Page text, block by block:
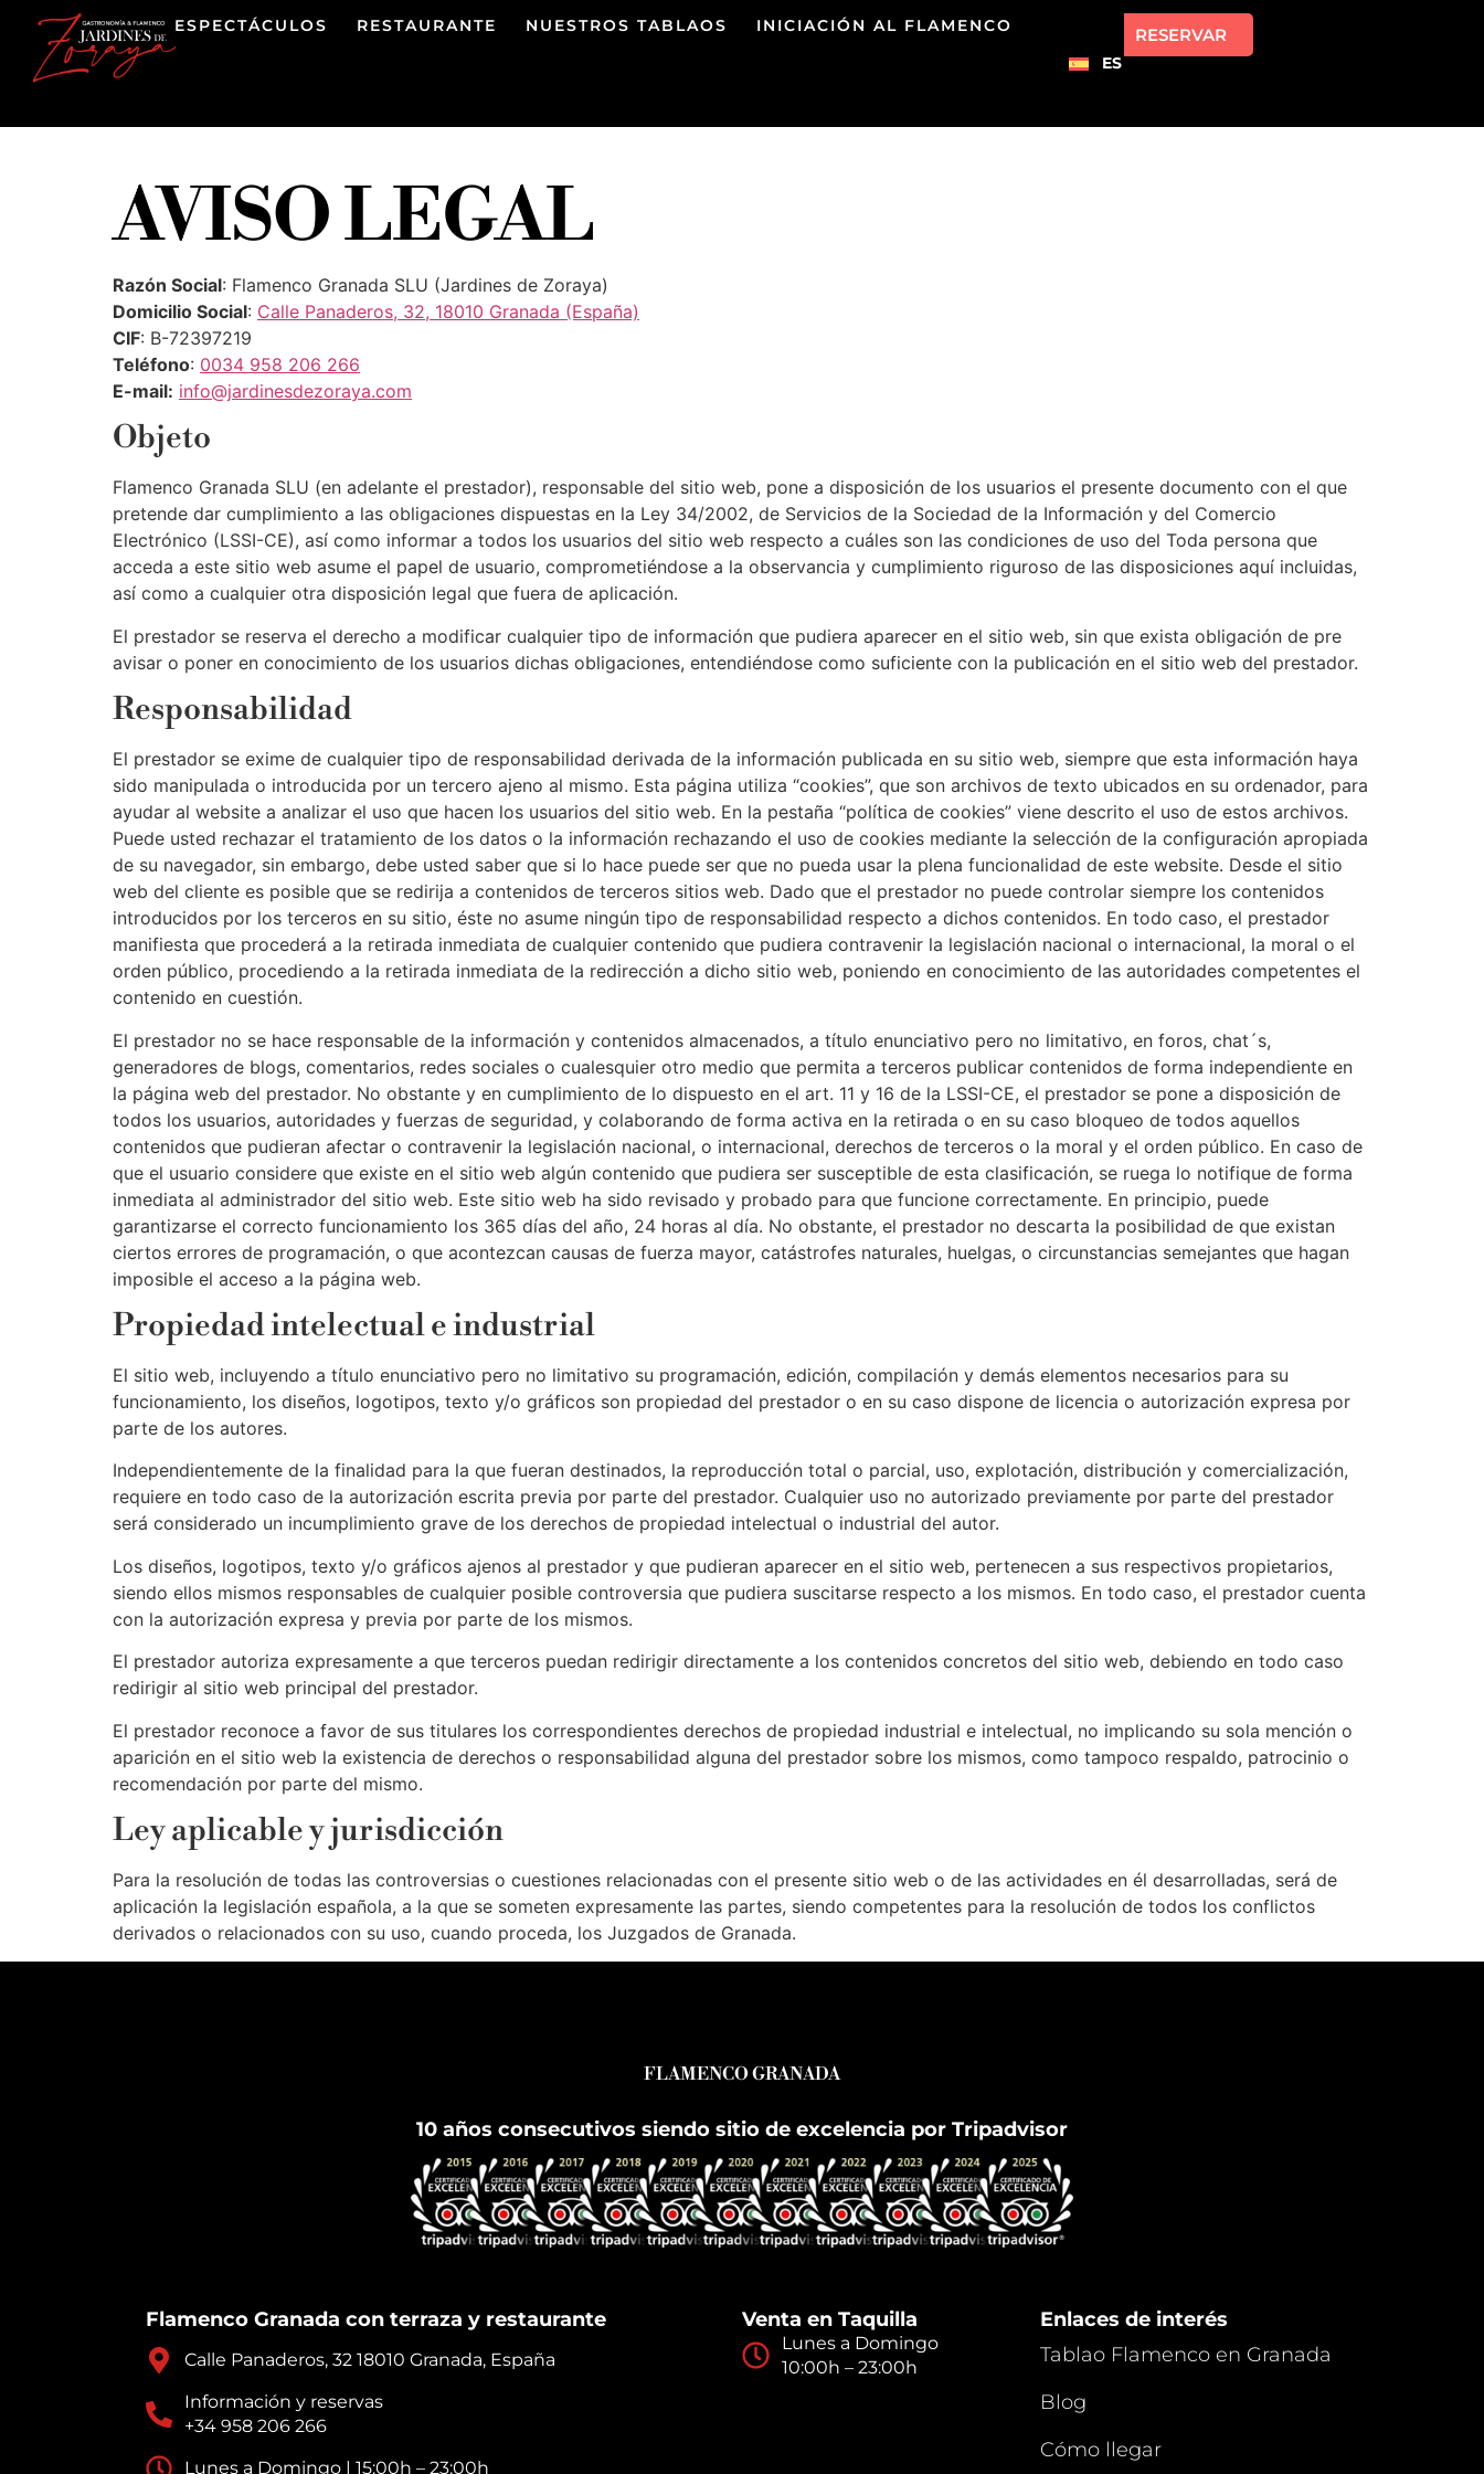
ESPECTÁCULOS RESTAURANTE NUESTROS TABLAOS
INICIACIÓN AL FLAMENCO
ES
RESERVAR
AVISO LEGAL
Razón Social: Flamenco Granada SLU (Jardines de Zoraya)
Domicilio Social: Calle Panaderos, 32, 18010 Granada (España)
CIF: B-72397219
Teléfono: 0034 958 206 266
E-mail: info@jardinesdezoraya.com
Objeto
Flamenco Granada SLU (en adelante el prestador), responsable del sitio web, pone a disposición de los usuarios el presente documento con el que
pretende dar cumplimiento a las obligaciones dispuestas en la Ley 34/2002, de Servicios de la Sociedad de la Información y del Comercio
Electrónico (LSSI-CE), así como informar a todos los usuarios del sitio web respecto a cuáles son las condiciones de uso del Toda persona que
acceda a este sitio web asume el papel de usuario, comprometiéndose a la observancia y cumplimiento riguroso de las disposiciones aquí incluidas,
así como a cualquier otra disposición legal que fuera de aplicación.
El prestador se reserva el derecho a modificar cualquier tipo de información que pudiera aparecer en el sitio web, sin que exista obligación de pre
avisar o poner en conocimiento de los usuarios dichas obligaciones, entendiéndose como suficiente con la publicación en el sitio web del prestador.
Responsabilidad
El prestador se exime de cualquier tipo de responsabilidad derivada de la información publicada en su sitio web, siempre que esta información haya
sido manipulada o introducida por un tercero ajeno al mismo. Esta página utiliza “cookies”, que son archivos de texto ubicados en su ordenador, para
ayudar al website a analizar el uso que hacen los usuarios del sitio web. En la pestaña “política de cookies” viene descrito el uso de estos archivos.
Puede usted rechazar el tratamiento de los datos o la información rechazando el uso de cookies mediante la selección de la configuración apropiada
de su navegador, sin embargo, debe usted saber que si lo hace puede ser que no pueda usar la plena funcionalidad de este website. Desde el sitio
web del cliente es posible que se redirija a contenidos de terceros sitios web. Dado que el prestador no puede controlar siempre los contenidos
introducidos por los terceros en su sitio, éste no asume ningún tipo de responsabilidad respecto a dichos contenidos. En todo caso, el prestador
manifiesta que procederá a la retirada inmediata de cualquier contenido que pudiera contravenir la legislación nacional o internacional, la moral o el
orden público, procediendo a la retirada inmediata de la redirección a dicho sitio web, poniendo en conocimiento de las autoridades competentes el
contenido en cuestión.
El prestador no se hace responsable de la información y contenidos almacenados, a título enunciativo pero no limitativo, en foros, chat´s,
generadores de blogs, comentarios, redes sociales o cualesquier otro medio que permita a terceros publicar contenidos de forma independiente en
la página web del prestador. No obstante y en cumplimiento de lo dispuesto en el art. 11 y 16 de la LSSI-CE, el prestador se pone a disposición de
todos los usuarios, autoridades y fuerzas de seguridad, y colaborando de forma activa en la retirada o en su caso bloqueo de todos aquellos
contenidos que pudieran afectar o contravenir la legislación nacional, o internacional, derechos de terceros o la moral y el orden público. En caso de
que el usuario considere que existe en el sitio web algún contenido que pudiera ser susceptible de esta clasificación, se ruega lo notifique de forma
inmediata al administrador del sitio web. Este sitio web ha sido revisado y probado para que funcione correctamente. En principio, puede
garantizarse el correcto funcionamiento los 365 días del año, 24 horas al día. No obstante, el prestador no descarta la posibilidad de que existan
ciertos errores de programación, o que acontezcan causas de fuerza mayor, catástrofes naturales, huelgas, o circunstancias semejantes que hagan
imposible el acceso a la página web.
Propiedad intelectual e industrial
El sitio web, incluyendo a título enunciativo pero no limitativo su programación, edición, compilación y demás elementos necesarios para su
funcionamiento, los diseños, logotipos, texto y/o gráficos son propiedad del prestador o en su caso dispone de licencia o autorización expresa por
parte de los autores.
Independientemente de la finalidad para la que fueran destinados, la reproducción total o parcial, uso, explotación, distribución y comercialización,
requiere en todo caso de la autorización escrita previa por parte del prestador. Cualquier uso no autorizado previamente por parte del prestador
será considerado un incumplimiento grave de los derechos de propiedad intelectual o industrial del autor.
Los diseños, logotipos, texto y/o gráficos ajenos al prestador y que pudieran aparecer en el sitio web, pertenecen a sus respectivos propietarios,
siendo ellos mismos responsables de cualquier posible controversia que pudiera suscitarse respecto a los mismos. En todo caso, el prestador cuenta
con la autorización expresa y previa por parte de los mismos.
El prestador autoriza expresamente a que terceros puedan redirigir directamente a los contenidos concretos del sitio web, debiendo en todo caso
redirigir al sitio web principal del prestador.
El prestador reconoce a favor de sus titulares los correspondientes derechos de propiedad industrial e intelectual, no implicando su sola mención o
aparición en el sitio web la existencia de derechos o responsabilidad alguna del prestador sobre los mismos, como tampoco respaldo, patrocinio o
recomendación por parte del mismo.
Ley aplicable y jurisdicción
Para la resolución de todas las controversias o cuestiones relacionadas con el presente sitio web o de las actividades en él desarrolladas, será de
aplicación la legislación española, a la que se someten expresamente las partes, siendo competentes para la resolución de todos los conflictos
derivados o relacionados con su uso, cuando proceda, los Juzgados de Granada.
FLAMENCO GRANADA
10 años consecutivos siendo sitio de excelencia por Tripadvisor
Flamenco Granada con terraza y restaurante
Calle Panaderos, 32 18010 Granada, España
Información y reservas
+34 958 206 266
Lunes a Domingo | 15:00h – 23:00h
Venta en Taquilla
Lunes a Domingo
10:00h – 23:00h
Enlaces de interés
Tablao Flamenco en Granada
Blog
Cómo llegar